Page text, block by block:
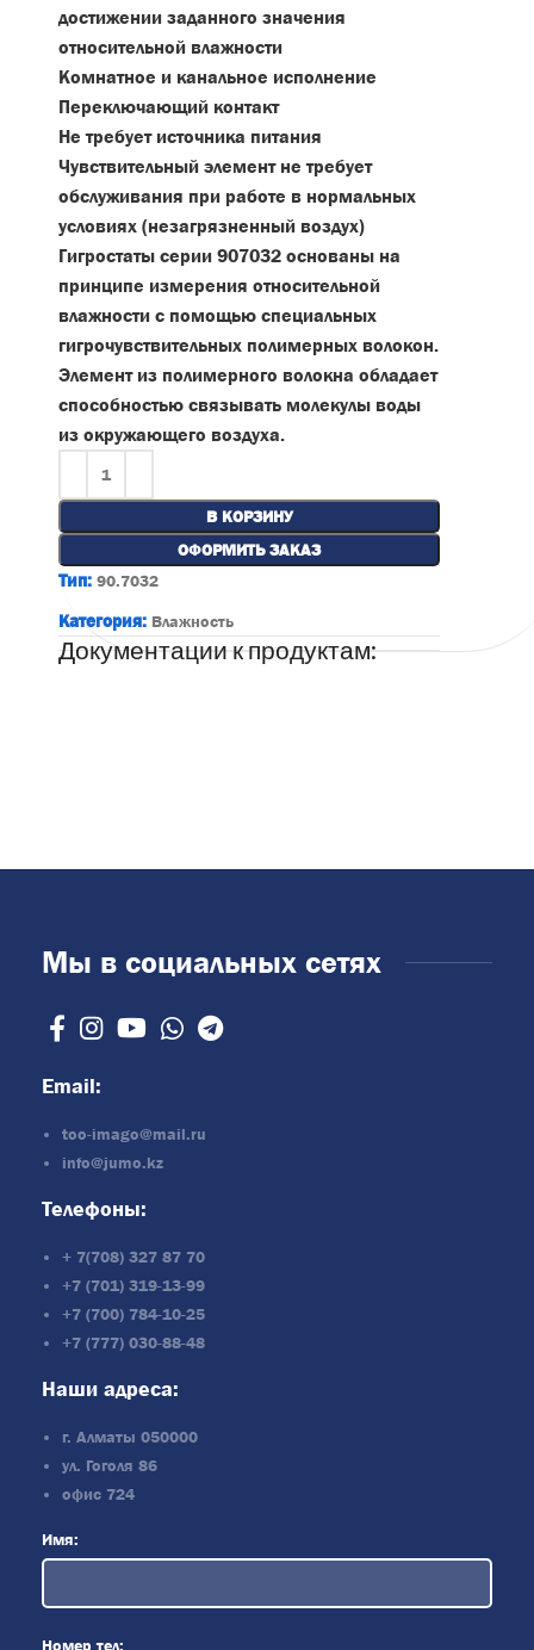
достижении заданного значения
относительной влажности
Комнатное и канальное исполнение
Переключающий контакт
Не требует источника питания
Чувствительный элемент не требует
обслуживания при работе в нормальных
условиях (незагрязненный воздух)
Гигростаты серии 907032 основаны на
принципе измерения относительной
влажности с помощью специальных
гигрочувствительных полимерных волокон.
Элемент из полимерного волокна обладает
способностью связывать молекулы воды
из окружающего воздуха.
В КОРЗИНУ
ОФОРМИТЬ ЗАКАЗ
Тип:90.7032
Категория: Влажность
Документации к продуктам:
Мы в социальных сетях
Email:
too-imago@mail.ru
info@jumo.kz
Телефоны:
+ 7(708) 327 87 70
+7 (701) 319-13-99
+7 (700) 784-10-25
+7 (777) 030-88-48
Наши адреса:
г. Алматы 050000
ул. Гоголя 86
офис 724
Имя:
Номер тел: